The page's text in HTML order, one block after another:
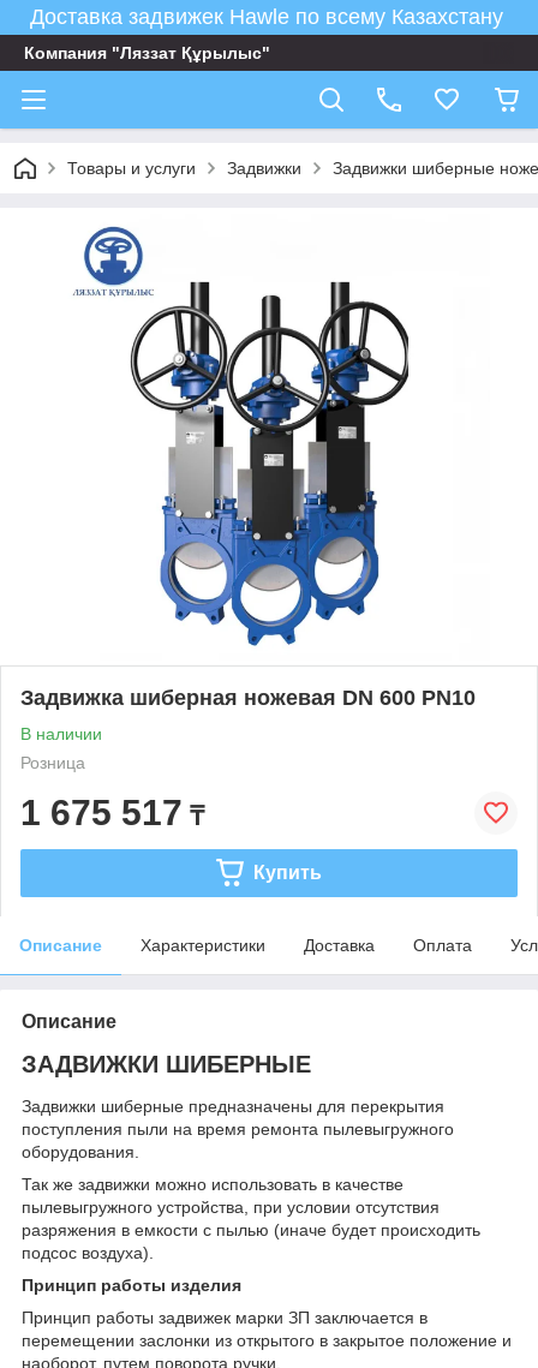
Доставка задвижек Hawle по всему Казахстану
Компания "Ляззат Құрылыс"
Товары и услуги Задвижки Задвижки шиберные
Задвижка шиберная ножевая DN 600 PN10
В наличии
Розница
1 675 517 ₸
Купить
Описание Характеристики Доставка Оплата
Описание
ЗАДВИЖКИ ШИБЕРНЫЕ
Задвижки шиберные предназначены для перекрытия
поступления пыли на время ремонта пылевыгружного
оборудования.
Так же задвижки можно использовать в качестве
пылевыгружного устройства, при условии отсутствия
разряжения в емкости с пылью (иначе будет происходить
подсос воздуха).
Принцип работы изделия
Принцип работы задвижек марки ЗП заключается в
перемещении заслонки из открытого в закрытое положение и
наоборот, путем поворота ручки.